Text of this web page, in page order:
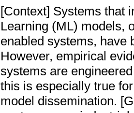
[Context] Systems that
Learning (ML) models,
enabled systems, have
However, empirical
systems are
this is especially true
model dissemination.